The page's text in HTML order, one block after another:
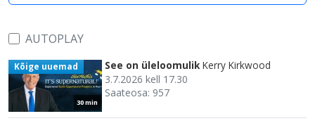
AUTOPLAY
30 min
Kõige uuemad See on üleloomulik Kerry Kirkwood
3.7.2026 kell 17.30
Saateosa: 957